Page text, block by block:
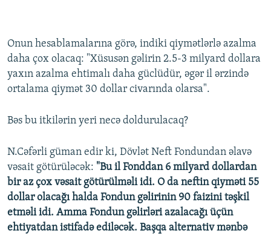
Onun hesablamalarına görə, indiki qiymətlərlə azalma
daha çox olacaq: "Xüsusən gəlirin 2.5-3 milyard dollara
yaxın azalma ehtimalı daha güclüdür, əgər il ərzində
ortalama qiymət 30 dollar civarında olarsa".
Bəs bu itkilərin yeri necə doldurulacaq?
N.Cəfərli güman edir ki, Dövlət Neft Fondundan əlavə
vəsait götürüləcək: "Bu il Fonddan 6 milyard dollardan
bir az çox vəsait götürülməli idi. O da neftin qiyməti 55
dollar olacağı halda Fondun gəlirinin 90 faizini təşkil
etməli idi. Amma Fondun gəlirləri azalacağı üçün
ehtiyatdan istifadə ediləcək. Başqa alternativ mənbə